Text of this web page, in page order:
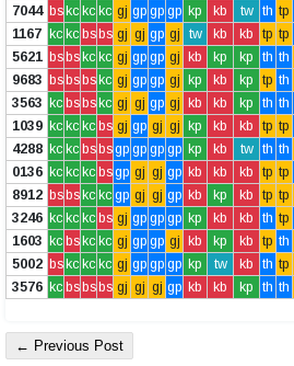
7044 bskc kc kc gj gp gp gp kp kb tw th tp
1167 kc kc bsbs gj gj gp gj tw kb kb tp tp
5621 bsbskc kc gj gp gp gj kb kp kp th th
9683 bsbsbskc gj gp gp gj kp kb kp tp th
3563 kc bsbskc gj gj gp gj kb kb kp th th
1039 kc kc kc bs gj gp gj gj kp kb kb tp tp
4288 kc kc bsbsgp gp gp gp kp kb tw th th
0136 kc kc kc bsgp gj gj gp kb kb kb tp tp
8912 bsbskc kc gp gj gj gp kb kp kb tp tp
3246 kc kc kc bs gj gp gp gp kp kb kb th tp
1603 kc bskc kc gj gp gp gj kb kp kb tp th
5002 bskc kc kc gj gp gp gp kp tw kb th tp
3576 kc bsbsbs gj gj gj gp kb kb kp th th
← Previous Post